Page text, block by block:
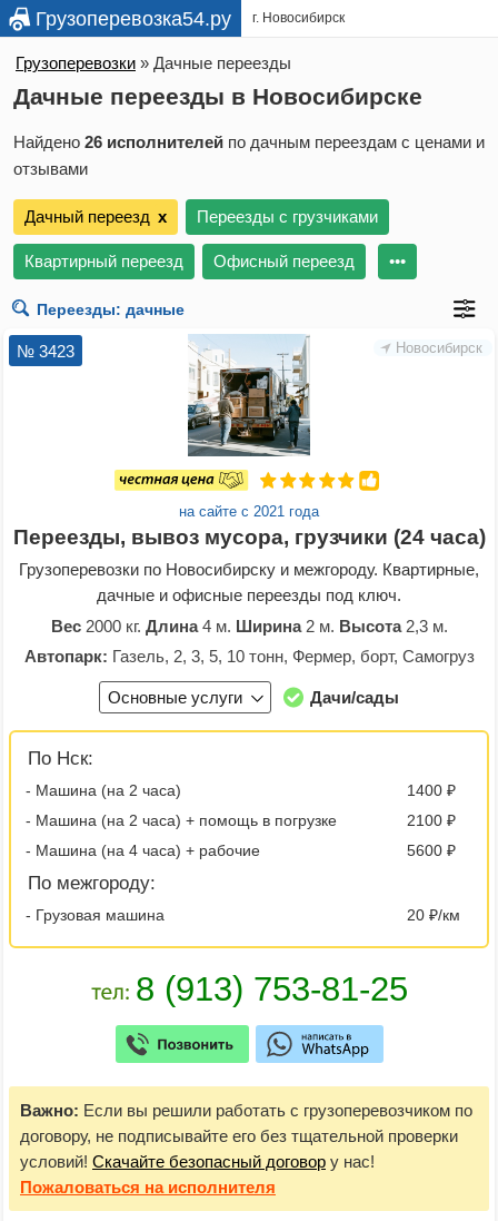
Грузоперевозка54.ру г. Новосибирск
Грузоперевозки » Дачные переезды
Дачные переезды в Новосибирске
Найдено 26 исполнителей по дачным переездам с ценами и
отзывами
Дачный переезд х Переезды с грузчиками
Квартирный переезд Офисный переезд •••
Новосибирск
№ 3423
на сайте с 2021 года
Переезды, вывоз мусора, грузчики (24 часа)
Грузоперевозки по Новосибирску и межгороду. Квартирные,
дачные и офисные переезды под ключ.
Вес2000 кг. Длина4 м. Ширина2 м. Высота2,3 м.
Автопарк: Газель, 2, 3, 5, 10 тонн, Фермер, борт, Самогруз
Основные услуги Дачи/сады
По Нск:
- Машина (на 2 часа)
1400 ₽
- Машина (на 2 часа) + помощь в погрузке
2100 ₽
- Машина (на 4 часа) + рабочие
5600 ₽
По межгороду:
- Грузовая машина 20 ₽/км
Важно: Если вы решили работать с грузоперевозчиком по
договору, не подписывайте его без тщательной проверки
условий! Скачайте безопасный договор у нас!
Пожаловаться на исполнителя